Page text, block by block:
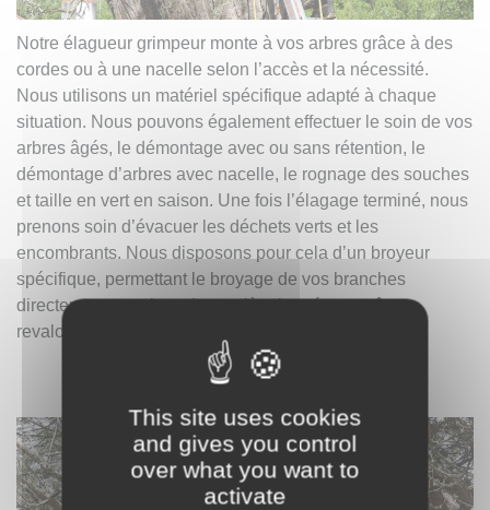
Notre élagueur grimpeur monte à vos arbres grâce à des
cordes ou à une nacelle selon l’accès et la nécessité.
Nous utilisons un matériel spécifique adapté à chaque
situation. Nous pouvons également effectuer le soin de vos
arbres âgés, le démontage avec ou sans rétention, le
démontage d’arbres avec nacelle, le rognage des souches
et taille en vert en saison. Une fois l’élagage terminé, nous
prenons soin d’évacuer les déchets verts et les
encombrants. Nous disposons pour cela d’un broyeur
spécifique, permettant le broyage de vos branches
directement sur place. La matière broyée peut être
revalorisée pour vos massifs.
This site uses cookies
and gives you control
over what you want to
activate